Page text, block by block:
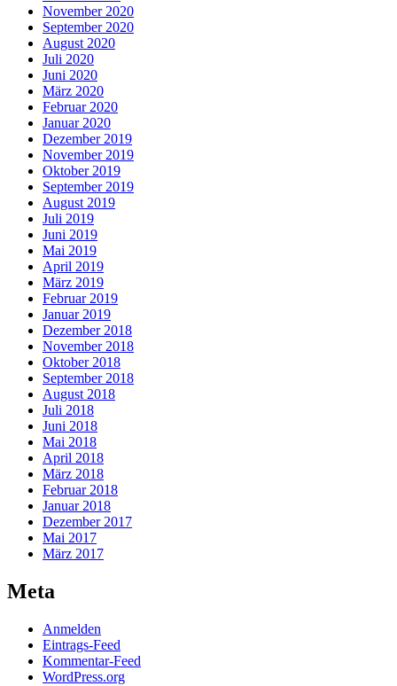
November 2020
September 2020
August 2020
Juli 2020
Juni 2020
März 2020
Februar 2020
Januar 2020
Dezember 2019
November 2019
Oktober 2019
September 2019
August 2019
Juli 2019
Juni 2019
Mai 2019
April 2019
März 2019
Februar 2019
Januar 2019
Dezember 2018
November 2018
Oktober 2018
September 2018
August 2018
Juli 2018
Juni 2018
Mai 2018
April 2018
März 2018
Februar 2018
Januar 2018
Dezember 2017
Mai 2017
März 2017
Meta
Anmelden
Eintrags-Feed
Kommentar-Feed
WordPress.org